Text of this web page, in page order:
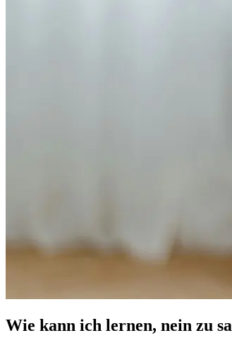
Wie kann ich lernen, nein zu